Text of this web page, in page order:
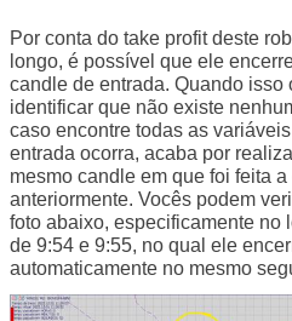
Por conta do take profit deste
longo, é possível que ele
candle de entrada. Quando isso
identificar que não existe
caso encontre todas as
entrada ocorra, acaba por
mesmo candle em que foi feita
anteriormente. Vocês podem
foto abaixo, especificamente no
de 9:54 e 9:55, no qual ele
automaticamente no mesmo